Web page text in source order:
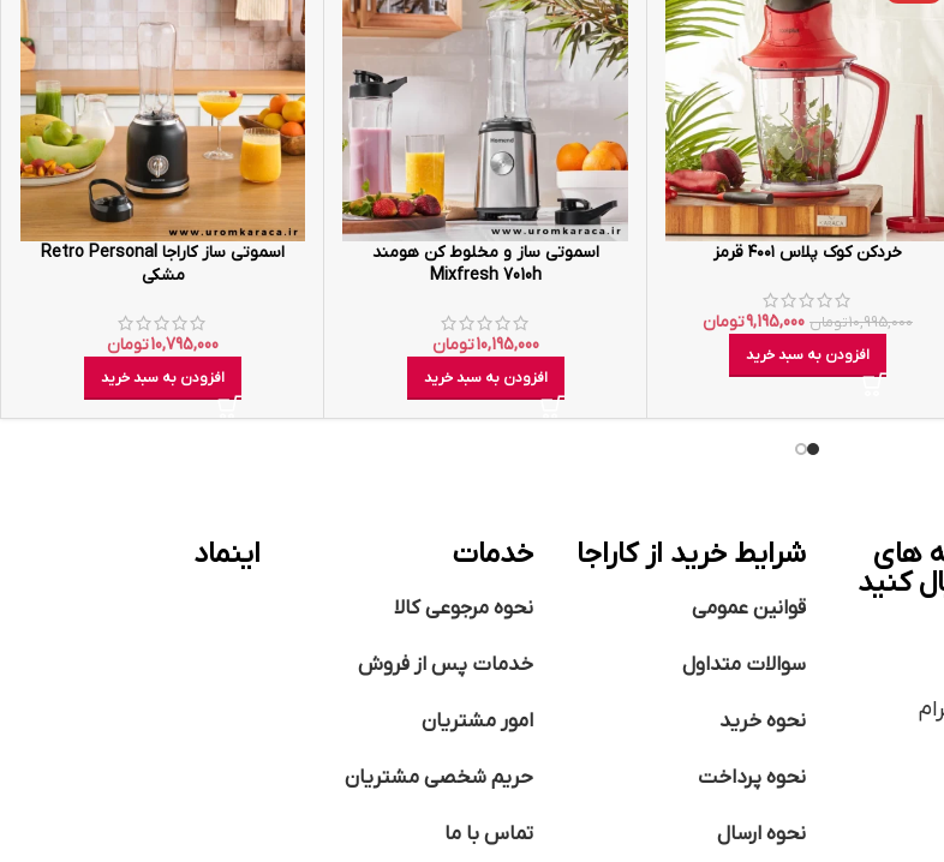
خردکن کوک پلاس ۴۰۰۱ قرمز
10,995,000تومان 9,195,000تومان
افزودن به سبد خرید
اسموتی ساز و مخلوط کن هومند
Mixfresh 7010h
10,195,000تومان
افزودن به سبد خرید
اسموتی ساز کاراجا Retro Personal
مشکی
10,795,000تومان
افزودن به سبد خرید
های
کنید
شرایط خرید از کاراجا
قوانین عمومی
سوالات متداول
نحوه خرید
نحوه پرداخت
نحوه ارسال
خدمات
نحوه مرجوعی کالا
خدمات پس از فروش
امور مشتریان
حریم شخصی مشتریان
تماس با ما
اینماد